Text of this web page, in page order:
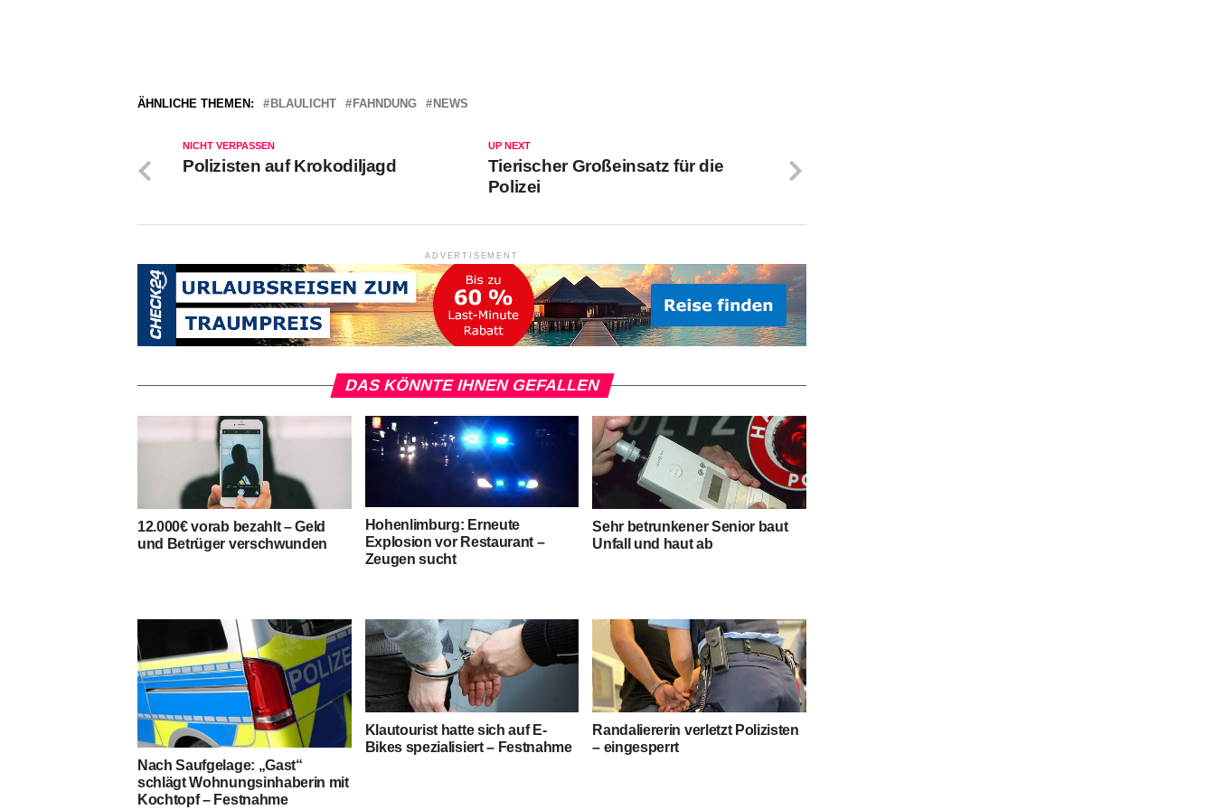
ÄHNLICHE THEMEN: BLAULICHT FAHNDUNG NEWS
UP NEXT
Tierischer Großeinsatz für die
Polizei
NICHT VERPASSEN
Polizisten auf Krokodiljagd
ADVERTISEMENT
DAS KÖNNTE IHNEN GEFALLEN
12.000€ vorab bezahlt – Geld
und Betrüger verschwunden
Hohenlimburg: Erneute
Explosion vor Restaurant –
Zeugen sucht
Sehr betrunkener Senior baut
Unfall und haut ab
Nach Saufgelage: „Gast“
schlägt Wohnungsinhaberin mit
Kochtopf – Festnahme
Klautourist hatte sich auf E-
Bikes spezialisiert – Festnahme
Randaliererin verletzt Polizisten
– eingesperrt